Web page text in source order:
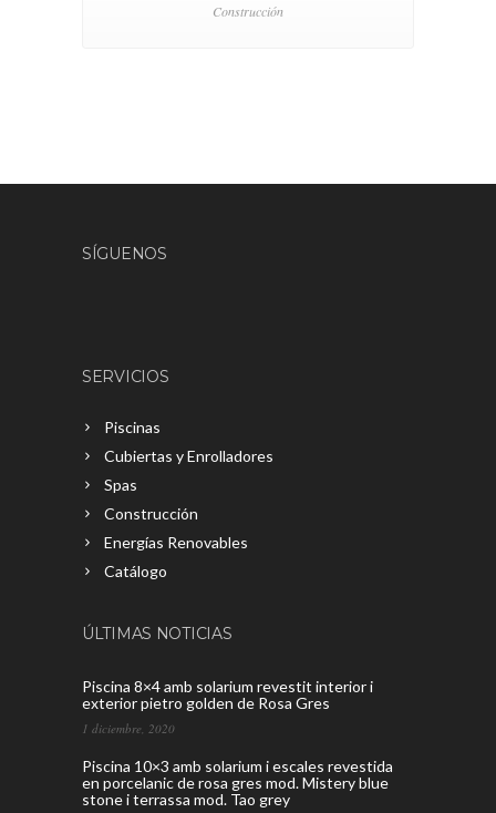
Construcción
SÍGUENOS
SERVICIOS
Piscinas
Cubiertas y Enrolladores
Spas
Construcción
Energías Renovables
Catálogo
ÚLTIMAS NOTICIAS
Piscina 8×4 amb solarium revestit interior i
exterior pietro golden de Rosa Gres
1 diciembre, 2020
Piscina 10×3 amb solarium i escales revestida
en porcelanic de rosa gres mod. Mistery blue
stone i terrassa mod. Tao grey